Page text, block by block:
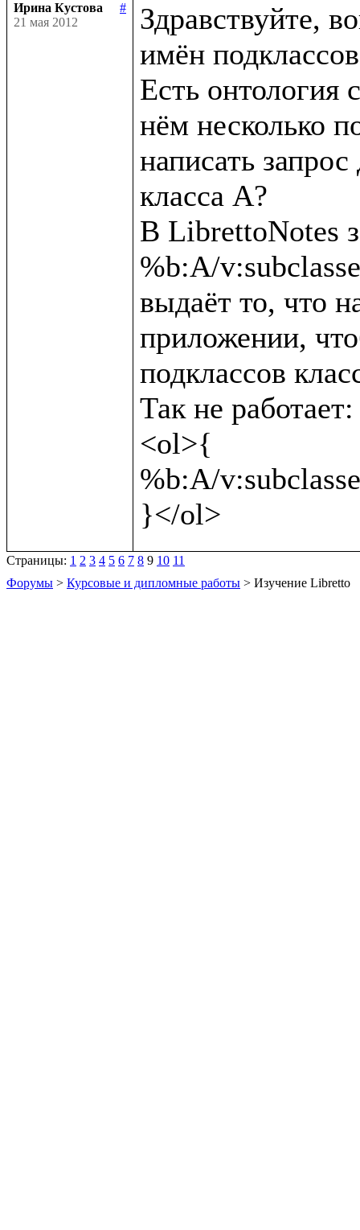
Ирина Кустова
#
21 мая 2012
Здравствуйте,
имён
Есть онтология
нём несколько
написать
класса А?
В LibrettoNotes
%b:A/
выдаёт то, что
приложении,
подклассов
Так не работает:
<ol>{
%b:A/
Страницы: 1 2 3 4 5 6 7 8 9 10 11
Форумы > Курсовые и дипломные работы > Изучение Libretto